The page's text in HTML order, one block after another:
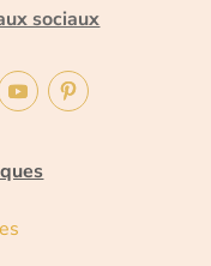
sociaux